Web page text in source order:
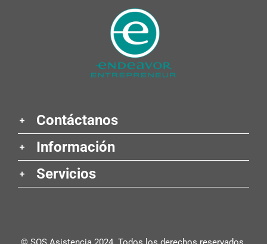
Contáctanos
Información
Servicios